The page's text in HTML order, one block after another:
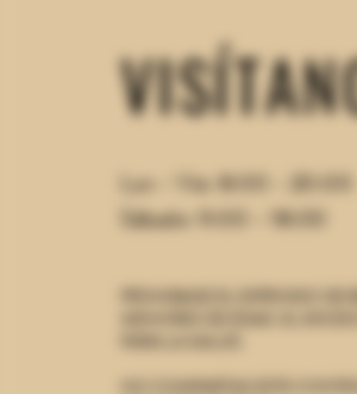
Lun - Vie: 8:00 - 20:00
Sábado: 9:00 - 18:00